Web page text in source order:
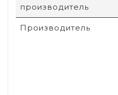
производитель
Производитель